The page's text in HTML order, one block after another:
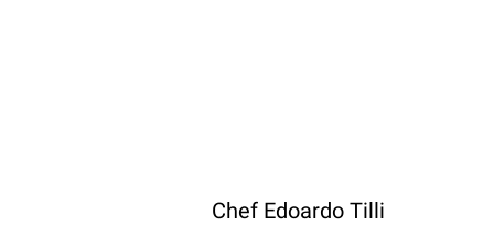
Chef Edoardo Tilli